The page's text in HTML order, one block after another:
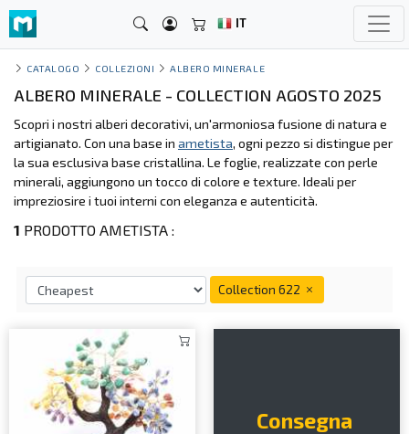
IT
CATALOGO COLLEZIONI ALBERO MINERALE
ALBERO MINERALE - COLLECTION AGOSTO 2025
Scopri i nostri alberi decorativi, un'armoniosa fusione di natura e
artigianato. Con una base in ametista, ogni pezzo si distingue per
la sua esclusiva base cristallina. Le foglie, realizzate con perle
minerali, aggiungono un tocco di colore e texture. Ideali per
impreziosire i tuoi interni con eleganza e autenticità.
1 PRODOTTO AMETISTA :
Collection 622
Consegna